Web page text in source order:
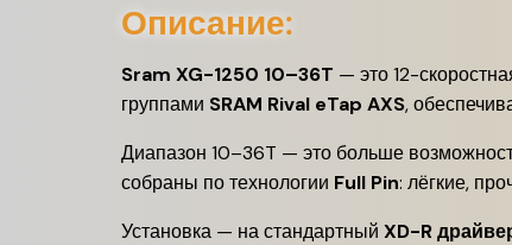
Описание:
Sram XG-1250 10–36T — это 12-
группами SRAM Rival eTap AXS,
Диапазон 10–36T — это больше
собраны по технологии Full Pin: лёгкие,
Установка — на стандартный XD-R